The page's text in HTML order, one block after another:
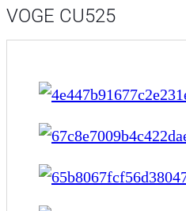
VOGE CU525